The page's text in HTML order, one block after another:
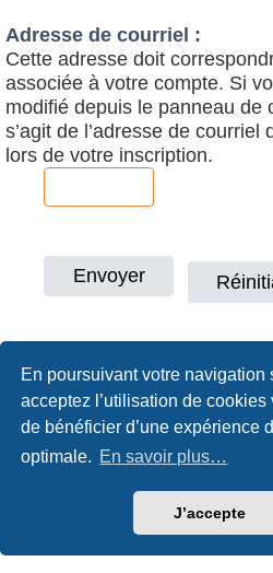
En poursuivant votre navigation
acceptez l’utilisation de cookies
de bénéficier d’une expérience
optimale. En savoir plus…
J’accepte
Adresse de courriel :
Cette adresse doit
associée à votre compte. Si
modifié depuis le panneau de
s’agit de l’adresse de
lors de votre inscription.
CONDITIONS
POLITIQUE DE
Héritage &